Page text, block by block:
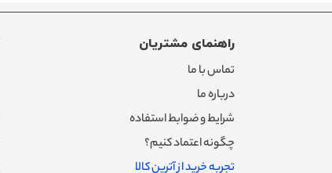
راهنمای مشتریان
تماس با ما
درباره ما
شرایط و ضوابط استفاده
چگونه اعتماد کنیم؟
تجربه خرید از آترین کالا